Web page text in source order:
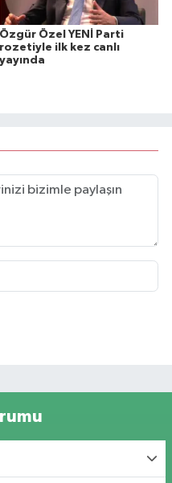
Özgür Özel YENİ Parti
rozetiyle ilk kez canlı
yayında